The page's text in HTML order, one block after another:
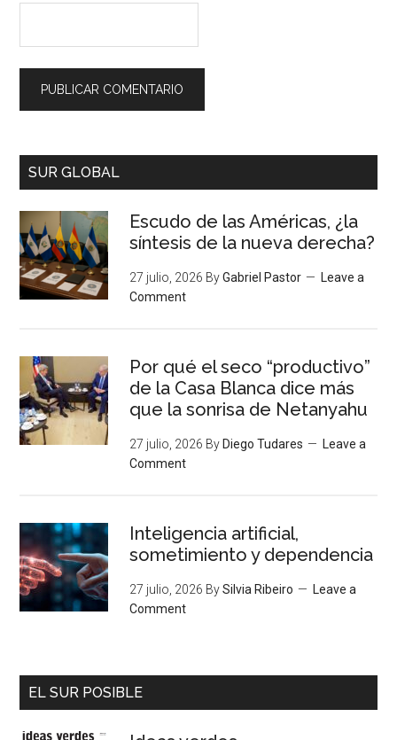
SUR GLOBAL
Escudo de las Américas, ¿la
síntesis de la nueva derecha?
27 julio, 2026 ByGabriel Pastor
Leave a
Comment
Por qué el seco “productivo”
de la Casa Blanca dice más
que la sonrisa de Netanyahu
27 julio, 2026 By Diego Tudares
Leave a
Comment
Inteligencia artificial,
sometimiento y dependencia
27 julio, 2026 BySilvia Ribeiro
Leave a
Comment
EL SUR POSIBLE